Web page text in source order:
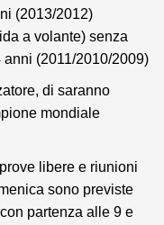
(2013/2012)
a volante) senza
(2011/2010/2009)
di saranno
mondiale
libere e riunioni
sono previste
partenza alle 9 e